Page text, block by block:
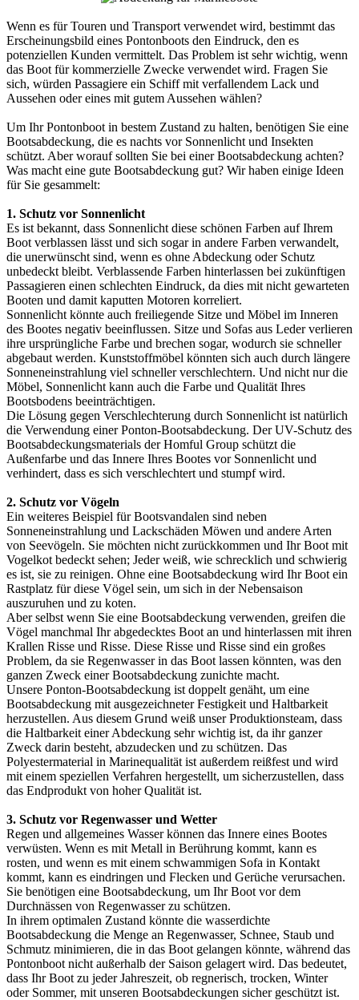
Wenn es für Touren und Transport verwendet wird, bestimmt das
Erscheinungsbild eines Pontonboots den Eindruck, den es
potenziellen Kunden vermittelt. Das Problem ist sehr wichtig, wenn
das Boot für kommerzielle Zwecke verwendet wird. Fragen Sie
sich, würden Passagiere ein Schiff mit verfallendem Lack und
Aussehen oder eines mit gutem Aussehen wählen?
Um Ihr Pontonboot in bestem Zustand zu halten, benötigen Sie eine
Bootsabdeckung, die es nachts vor Sonnenlicht und Insekten
schützt. Aber worauf sollten Sie bei einer Bootsabdeckung achten?
Was macht eine gute Bootsabdeckung gut? Wir haben einige Ideen
für Sie gesammelt:
1. Schutz vor Sonnenlicht
Es ist bekannt, dass Sonnenlicht diese schönen Farben auf Ihrem
Boot verblassen lässt und sich sogar in andere Farben verwandelt,
die unerwünscht sind, wenn es ohne Abdeckung oder Schutz
unbedeckt bleibt. Verblassende Farben hinterlassen bei zukünftigen
Passagieren einen schlechten Eindruck, da dies mit nicht gewarteten
Booten und damit kaputten Motoren korreliert.
Sonnenlicht könnte auch freiliegende Sitze und Möbel im Inneren
des Bootes negativ beeinflussen. Sitze und Sofas aus Leder verlieren
ihre ursprüngliche Farbe und brechen sogar, wodurch sie schneller
abgebaut werden. Kunststoffmöbel könnten sich auch durch längere
Sonneneinstrahlung viel schneller verschlechtern. Und nicht nur die
Möbel, Sonnenlicht kann auch die Farbe und Qualität Ihres
Bootsbodens beeinträchtigen.
Die Lösung gegen Verschlechterung durch Sonnenlicht ist natürlich
die Verwendung einer Ponton-Bootsabdeckung. Der UV-Schutz des
Bootsabdeckungsmaterials der Homful Group schützt die
Außenfarbe und das Innere Ihres Bootes vor Sonnenlicht und
verhindert, dass es sich verschlechtert und stumpf wird.
2. Schutz vor Vögeln
Ein weiteres Beispiel für Bootsvandalen sind neben
Sonneneinstrahlung und Lackschäden Möwen und andere Arten
von Seevögeln. Sie möchten nicht zurückkommen und Ihr Boot mit
Vogelkot bedeckt sehen; Jeder weiß, wie schrecklich und schwierig
es ist, sie zu reinigen. Ohne eine Bootsabdeckung wird Ihr Boot ein
Rastplatz für diese Vögel sein, um sich in der Nebensaison
auszuruhen und zu koten.
Aber selbst wenn Sie eine Bootsabdeckung verwenden, greifen die
Vögel manchmal Ihr abgedecktes Boot an und hinterlassen mit ihren
Krallen Risse und Risse. Diese Risse und Risse sind ein großes
Problem, da sie Regenwasser in das Boot lassen könnten, was den
ganzen Zweck einer Bootsabdeckung zunichte macht.
Unsere Ponton-Bootsabdeckung ist doppelt genäht, um eine
Bootsabdeckung mit ausgezeichneter Festigkeit und Haltbarkeit
herzustellen. Aus diesem Grund weiß unser Produktionsteam, dass
die Haltbarkeit einer Abdeckung sehr wichtig ist, da ihr ganzer
Zweck darin besteht, abzudecken und zu schützen. Das
Polyestermaterial in Marinequalität ist außerdem reißfest und wird
mit einem speziellen Verfahren hergestellt, um sicherzustellen, dass
das Endprodukt von hoher Qualität ist.
3. Schutz vor Regenwasser und Wetter
Regen und allgemeines Wasser können das Innere eines Bootes
verwüsten. Wenn es mit Metall in Berührung kommt, kann es
rosten, und wenn es mit einem schwammigen Sofa in Kontakt
kommt, kann es eindringen und Flecken und Gerüche verursachen.
Sie benötigen eine Bootsabdeckung, um Ihr Boot vor dem
Durchnässen von Regenwasser zu schützen.
In ihrem optimalen Zustand könnte die wasserdichte
Bootsabdeckung die Menge an Regenwasser, Schnee, Staub und
Schmutz minimieren, die in das Boot gelangen könnte, während das
Pontonboot nicht außerhalb der Saison gelagert wird. Das bedeutet,
dass Ihr Boot zu jeder Jahreszeit, ob regnerisch, trocken, Winter
oder Sommer, mit unseren Bootsabdeckungen sicher geschützt ist.